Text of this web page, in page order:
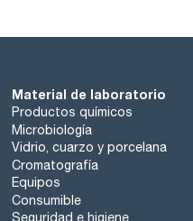
Material de laboratorio
Productos químicos
Microbiología
Vidrio, cuarzo y porcelana
Cromatografía
Equipos
Consumible
Seguridad e higiene